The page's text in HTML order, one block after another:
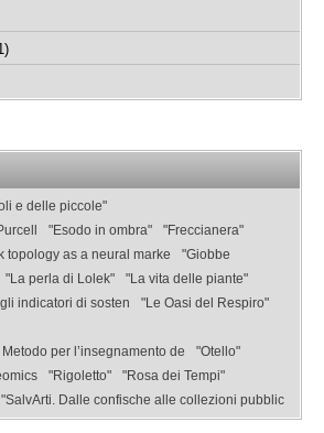
e delle piccole"
"Esodo in ombra"
"Freccianera"
topology as a neural marke
"Giobbe
"La perla di Lolek"
"La vita delle piante"
indicatori di sosten
"Le Oasi del Respiro"
per l’insegnamento de
"Otello"
"Rigoletto"
"Rosa dei Tempi"
"SalvArti. Dalle confische alle collezioni pubblic